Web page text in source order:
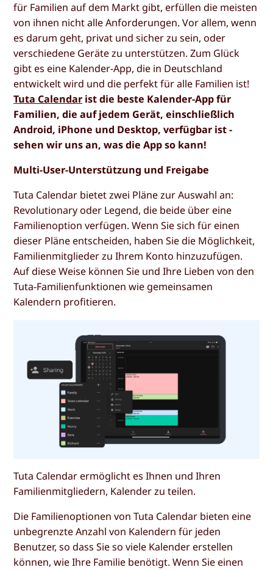
für Familien auf dem Markt gibt, erfüllen die meisten
von ihnen nicht alle Anforderungen. Vor allem, wenn
es darum geht, privat und sicher zu sein, oder
verschiedene Geräte zu unterstützen. Zum Glück
gibt es eine Kalender-App, die in Deutschland
entwickelt wird und die perfekt für alle Familien ist!
Tuta Calendar ist die beste Kalender-App für
Familien, die auf jedem Gerät, einschließlich
Android, iPhone und Desktop, verfügbar ist -
sehen wir uns an, was die App so kann!
Multi-User-Unterstützung und Freigabe
Tuta Calendar bietet zwei Pläne zur Auswahl an:
Revolutionary oder Legend, die beide über eine
Familienoption verfügen. Wenn Sie sich für einen
dieser Pläne entscheiden, haben Sie die Möglichkeit,
Familienmitglieder zu Ihrem Konto hinzuzufügen.
Auf diese Weise können Sie und Ihre Lieben von den
Tuta-Familienfunktionen wie gemeinsamen
Kalendern profitieren.
Tuta Calendar ermöglicht es Ihnen und Ihren
Familienmitgliedern, Kalender zu teilen.
Die Familienoptionen von Tuta Calendar bieten eine
unbegrenzte Anzahl von Kalendern für jeden
Benutzer, so dass Sie so viele Kalender erstellen
können, wie Ihre Familie benötigt. Wenn Sie einen